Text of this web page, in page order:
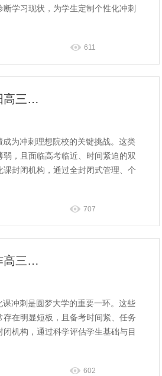
学习现状，为学生定制个性化冲刺
611
濮阳艺考文化课全托机构，濮阳高三文化课封闭机构
为冲刺理想院校的关键挑战。这类
，且面临高考临近、时间紧迫的双
封闭机构，通过全封闭式管理、个
707
焦作艺考文化课全托机构，焦作高三文化课封闭机构
冲刺是圆梦大学的重要一环。这些
在明显短板，且备考时间紧、任务
机构，通过科学评估学生基础与目
602